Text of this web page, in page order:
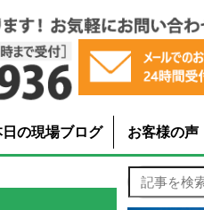
日の現場ブログ お客様の声
記事を検索